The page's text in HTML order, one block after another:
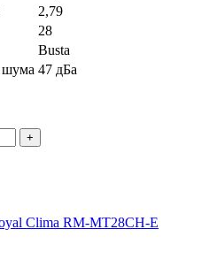
2,79
28
Busta
шума 47 дБа
+
Clima RM-MT28CH-E